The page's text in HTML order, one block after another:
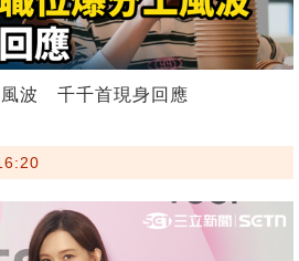
風波 千千首現身回應